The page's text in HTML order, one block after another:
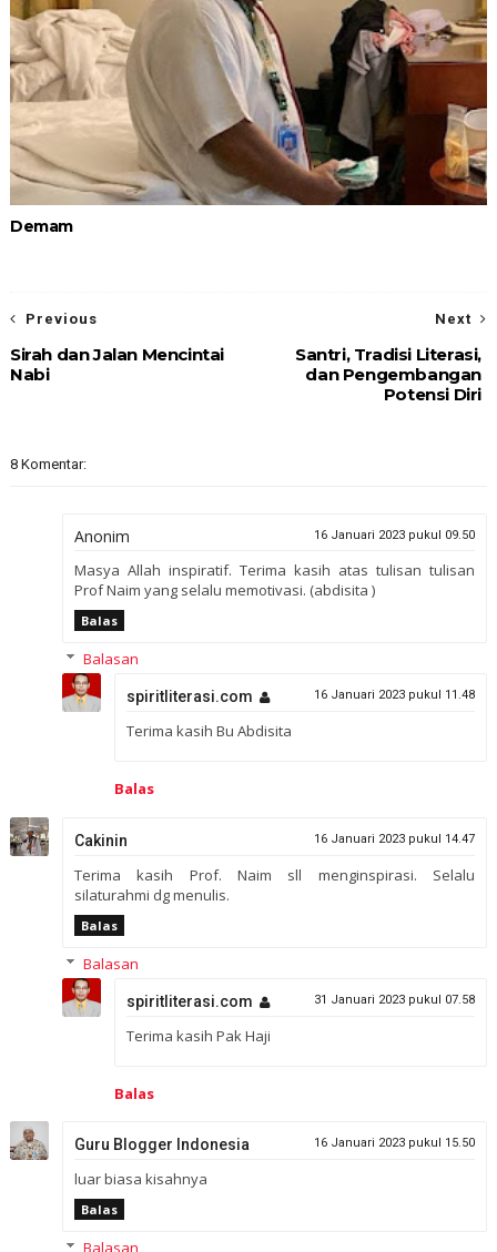
Demam
Next
Santri, Tradisi Literasi,
dan Pengembangan
Potensi Diri
Previous
Sirah dan Jalan Mencintai
Nabi
8 Komentar:
Anonim 16 Januari 2023 pukul 09.50
Masya Allah inspiratif. Terima kasih atas tulisan tulisan
Prof Naim yang selalu memotivasi. (abdisita )
Balas
Balasan
spiritliterasi.com 16 Januari 2023 pukul 11.48
Terima kasih Bu Abdisita
Balas
Cakinin 16 Januari 2023 pukul 14.47
Terima kasih Prof. Naim sll menginspirasi. Selalu
silaturahmi dg menulis.
Balas
Balasan
spiritliterasi.com 31 Januari 2023 pukul 07.58
Terima kasih Pak Haji
Balas
Guru Blogger Indonesia 16 Januari 2023 pukul 15.50
luar biasa kisahnya
Balas
Balasan